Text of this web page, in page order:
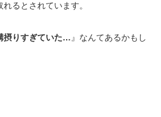
るとされています。
摂りすぎていた…』なんてあるかもし